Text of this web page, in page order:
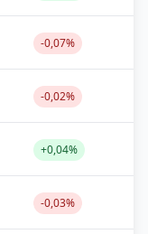
-0,07%
-0,02%
+0,04%
-0,03%